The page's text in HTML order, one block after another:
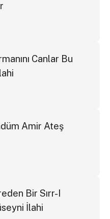
Canlar Bu
Amir Ateş
Bir Sırr-I
İlahi